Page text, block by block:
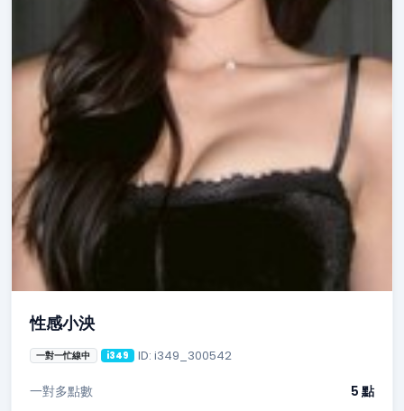
性感小泱
一對一忙線中 i349 ID: i349_300542
一對多點數
5 點